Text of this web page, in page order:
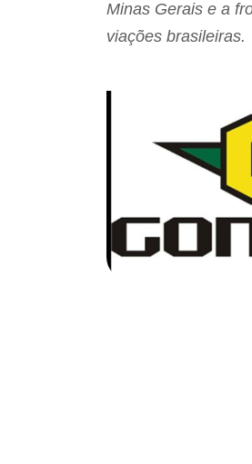
Minas Gerais e a
viações brasileiras.